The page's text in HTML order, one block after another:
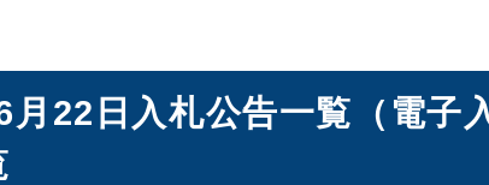
月22日入札公告一覧（電